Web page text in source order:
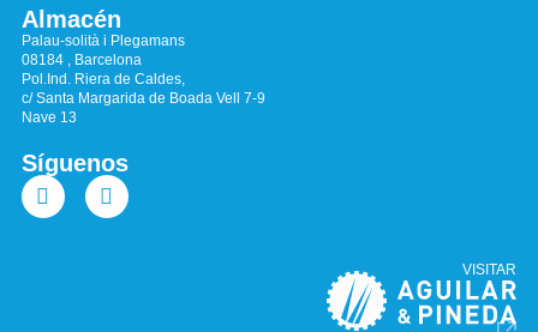
Almacén
Palau-solità i Plegamans
08184 , Barcelona
Pol.Ind. Riera de Caldes,
c/ Santa Margarida de Boada Vell 7-9
Nave 13
Síguenos
VISITAR